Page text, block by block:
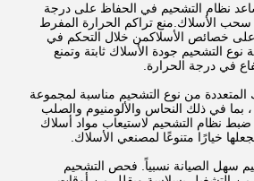
نظام التشحيم في الحفاظ على درجة
سحب الأسلاك.منع تراكم الحرارة المفرط
على خصائص الأسلاكمن خلال التحكم في
التشحيم جودة الأسلاك ثابتة وتمنع
في درجة الحرارة.
المتعددة من نوع التشحيم مناسبة لمجموعة
بما في ذلك النحاس والألومنيوم والصلب
ضبط نظام التشحيم لاستيعاب مواد أسلاك
خيارًا متنوعًا لمصنعي الأسلاك.
سهل الصيانة نسبياً. فحص التشحيم